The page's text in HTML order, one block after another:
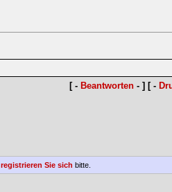
[ - Beantworten - ] [ -
registrieren Sie sich bitte.